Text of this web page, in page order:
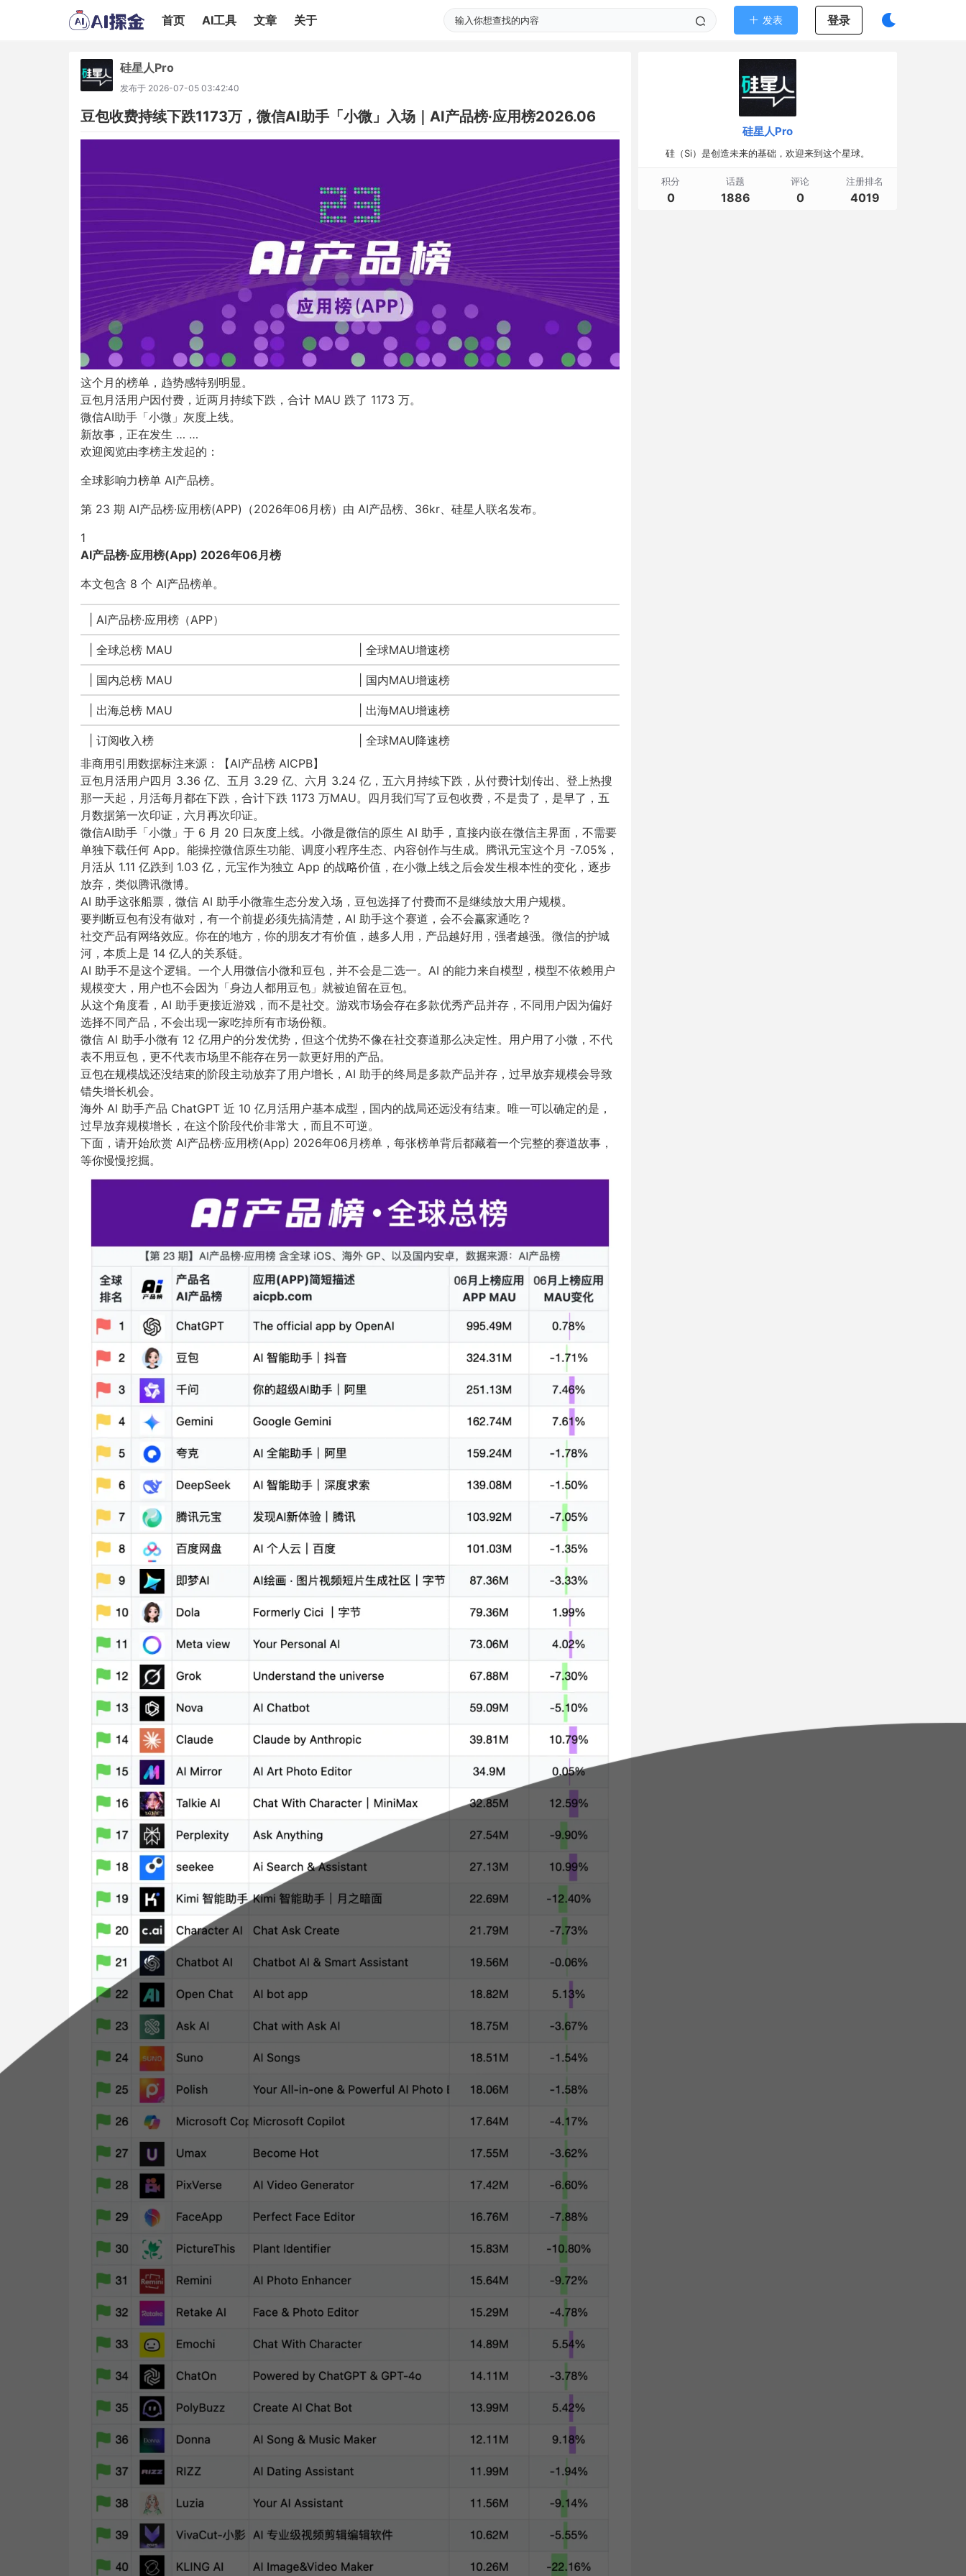
首页 AI工具 文章 关于 发表 登录
硅星人Pro
发布于 2026-07-05 03:42:40
豆包收费持续下跌1173万，微信AI助手「小微」入场｜AI产品榜·应用榜2026.06
这个 月的榜单，趋势感特别明显。
豆包月活用户因付费，近两月持续下跌，合计 MAU 跌了 1173 万。
微信AI助手 「小微」灰度上线。
新故事，正在发生 … …
欢迎阅览由李榜主发起的：
全球影响力榜单 AI产品榜。
第 23 期 AI产品榜·应用榜(APP)（2026年06月榜）由 AI产品榜、36kr、硅星人联名发布。
1
AI产品榜·应用榜(App) 2026年06月榜
本文包含 8 个 AI产品榜单。
AI产品榜·应用榜（APP）
全球总榜 MAU 全球MAU增速榜
国内总榜 MAU 国内MAU增速榜
出海总榜 MAU 出海MAU增速榜
订阅收入榜
| 全球MAU降速榜
非商用引用数据标注来源：【AI产品榜 AICPB】
豆包月活用户四月 3.36 亿、五月 3.29 亿、六月 3.24 亿，五六月持续下跌，从付费计划传出、登上热搜
那一天起，月活每月都在下跌，合计下跌 1173 万MAU。 四月我们写了豆包收费，不是贵了，是早了，五
月数据第一次印证，六月再次印证。
微信AI助手「小微」于 6 月 20 日灰度上线。小微是微信的原生 AI 助手，直接内嵌在微信主界面，不需要
单独下载任何 App。能操控微信原生功能、调度小程序生态、内容创作与生成。腾讯元宝这个月 -7.05%，
月活从 1.11 亿跌到 1.03 亿，元宝作为独立 App 的战略价值，在小微上线之后会发生根本性的变化，逐步
放弃，类似腾讯微博。
AI 助手这张船票，微信 AI 助手小微靠生态分发入场，豆包选择了付费而不是继续放大用户规模。
要判断豆包有没有做对，有一个前提必须先搞清楚，AI 助手这个赛道，会不会赢家通吃？
社交产品有网络效应。你在的地方，你的朋友才有价值，越多人用，产品越好用，强者越强。微信的护城
河，本质上是 14 亿人的关系链。
AI 助手不是这个逻辑。一个人用微信小微和豆包，并不会是二选一。AI 的能力来自模型，模型不依赖用户
规模变大，用户也不会因为「身边人都用豆包」就被迫留在豆包。
从这个角度看，AI 助手更接近游戏，而不是社交。游戏市场会存在多款优秀产品并存，不同用户因为偏好
选择不同产品，不会出现一家吃掉所有市场份额。
微信 AI 助手小微有 12 亿用户的分发优势，但这个优势不像在社交赛道那么决定性。用户用了小微，不代
表不用豆包，更不代表市场里不能存在另一款更好用的产品。
豆包在规模战还没结束的阶段主动放弃了用户增长，AI 助手的终局是多款产品并存，过早放弃规模会导致
错失增长机会。
海外 AI 助手产品 ChatGPT 近 10 亿月活用户基本成型，国内的战局还远没有结束。唯一可以确定的是，
过早放弃规模增长，在这个阶段代价非常大，而且不可逆。
下面，请开始欣赏 AI产品榜·应用榜(App) 2026年06月榜单 ，每张榜单背后都藏着一个完整的赛道故事，
等你慢慢挖掘。
硅星人Pro
硅（Si）是创造未来的基础，欢迎来到这个星球。
积分
0
话题
1886
评论
0
注册排名
4019